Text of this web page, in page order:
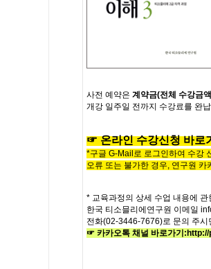
사전 예약은 계약금(전체 수강금
개강 일주일 전까지 수강료를 완
☞온라인수강신청 바로
*구글 G-Mail로 로그인하여 수강
오류 또는 불가한 경우, 연구원 카
* 교육과정의 상세 수업 내용에 관
한국 티소믈리에 연구원 이메일
전화(02-3446-7676)로 문의 주시
☞ 카카오톡 채널 바로가기 :